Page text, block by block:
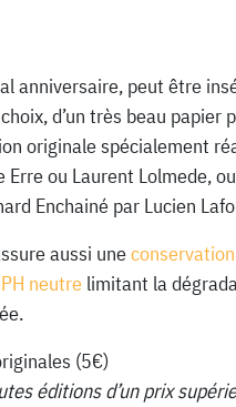
anniversaire, peut être
d’un très beau papier
originale spécialement
Erre ou Laurent Lolmede,
Enchainé par Lucien
aussi uneconservation
neutre limitant la
(5€)
éditions d’un prix